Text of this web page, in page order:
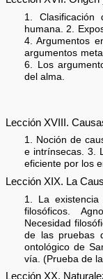
1.
humana. 2.
4. Argumentos
argumentos
6. Los
del alma.
Lección XVIII.
1. Noción de
e intrínsecas. 3.
eficiente por los
Lección XIX. La
1. La
filosóficos.
Necesidad
de las pruebas
ontológico de
vía. (Prueba de
Lección XX.